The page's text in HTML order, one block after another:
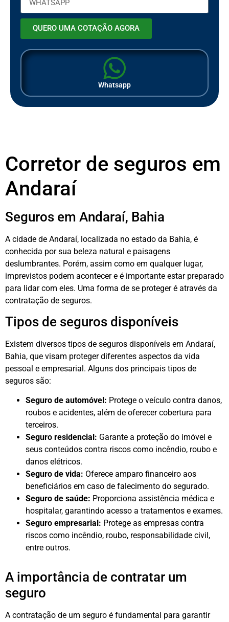
QUERO UMA COTAÇÃO AGORA
Whatsapp
Corretor de seguros em
Andaraí
Seguros em Andaraí, Bahia
A cidade de Andaraí, localizada no estado da Bahia, é
conhecida por sua beleza natural e paisagens
deslumbrantes. Porém, assim como em qualquer lugar,
imprevistos podem acontecer e é importante estar preparado
para lidar com eles. Uma forma de se proteger é através da
contratação de seguros.
Tipos de seguros disponíveis
Existem diversos tipos de seguros disponíveis em Andaraí,
Bahia, que visam proteger diferentes aspectos da vida
pessoal e empresarial. Alguns dos principais tipos de
seguros são:
Seguro de automóvel: Protege o veículo contra danos,
roubos e acidentes, além de oferecer cobertura para
terceiros.
Seguro residencial: Garante a proteção do imóvel e
seus conteúdos contra riscos como incêndio, roubo e
danos elétricos.
Seguro de vida: Oferece amparo financeiro aos
beneficiários em caso de falecimento do segurado.
Seguro de saúde: Proporciona assistência médica e
hospitalar, garantindo acesso a tratamentos e exames.
Seguro empresarial: Protege as empresas contra
riscos como incêndio, roubo, responsabilidade civil,
entre outros.
A importância de contratar um
seguro
A contratação de um seguro é fundamental para garantir